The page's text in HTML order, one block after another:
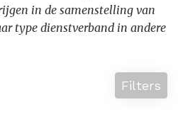
in de samenstelling van
type dienstverband in andere
Filters